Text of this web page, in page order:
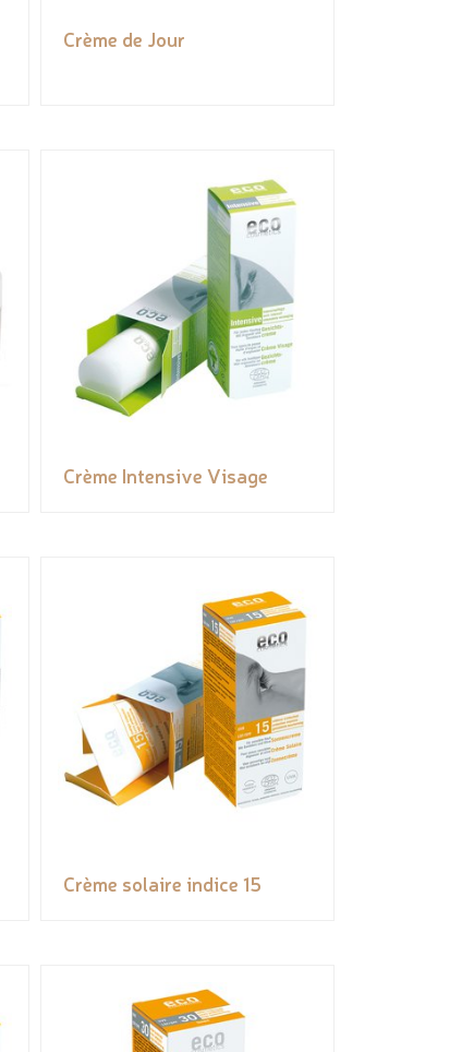
Crème de Jour
Crème Intensive Visage
Crème solaire indice 15